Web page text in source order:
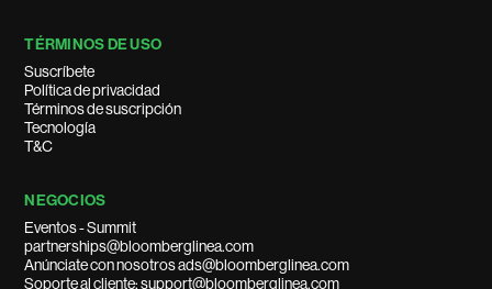
TÉRMINOS DE USO
Suscríbete
Política de privacidad
Términos de suscripción
Tecnología
T&C
NEGOCIOS
Eventos - Summit
partnerships@bloomberglinea.com
Anúnciate con nosotros ads@bloomberglinea.com
Soporte al cliente: support@bloomberglinea.com